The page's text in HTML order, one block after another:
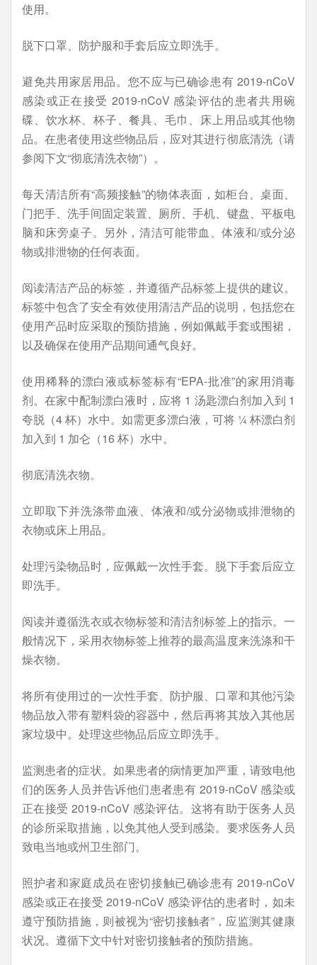
使用。
脱下口罩、防护服和手套后应立即洗手。
避免共用家居用品。您不应与已确诊患有 2019-nCoV
感染或正在接受 2019-nCoV 感染评估的患者共用碗
碟、饮水杯、杯子、餐具、毛巾、床上用品或其他物
品。在患者使用这些物品后，应对其进行彻底清洗（请
参阅下文“彻底清洗衣物”）。
每天清洁所有“高频接触”的物体表面，如柜台、桌面、
门把手、洗手间固定装置、厕所、手机、键盘、平板电
脑和床旁桌子。另外，清洁可能带血、体液和/或分泌
物或排泄物的任何表面。
阅读清洁产品的标签，并遵循产品标签上提供的建议。
标签中包含了安全有效使用清洁产品的说明，包括您在
使用产品时应采取的预防措施，例如佩戴手套或围裙，
以及确保在使用产品期间通气良好。
使用稀释的漂白液或标签标有“EPA-批准”的家用消毒
剂。在家中配制漂白液时，应将 1 汤匙漂白剂加入到 1
夸脱（4 杯）水中。如需更多漂白液，可将 ¼ 杯漂白剂
加入到 1 加仑（16 杯）水中。
彻底清洗衣物。
立即取下并洗涤带血液、体液和/或分泌物或排泄物的
衣物或床上用品。
处理污染物品时，应佩戴一次性手套。脱下手套后应立
即洗手。
阅读并遵循洗衣或衣物标签和清洁剂标签上的指示。一
般情况下，采用衣物标签上推荐的最高温度来洗涤和干
燥衣物。
将所有使用过的一次性手套、防护服、口罩和其他污染
物品放入带有塑料袋的容器中，然后再将其放入其他居
家垃圾中。处理这些物品后应立即洗手。
监测患者的症状。如果患者的病情更加严重，请致电他
们的医务人员并告诉他们患者患有 2019-nCoV 感染或
正在接受 2019-nCoV 感染评估。这将有助于医务人员
的诊所采取措施，以免其他人受到感染。要求医务人员
致电当地或州卫生部门。
照护者和家庭成员在密切接触已确诊患有 2019-nCoV
感染或正在接受 2019-nCoV 感染评估的患者时，如未
遵守预防措施，则被视为“密切接触者”，应监测其健康
状况。遵循下文中针对密切接触者的预防措施。